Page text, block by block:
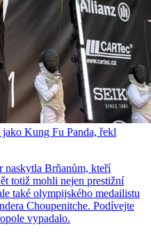
Kung Fu Panda, řekl
naskytla Brňanům, kteří
totiž mohli nejen prestižní
také olympijského medailistu
Choupenitche. Podívejte
vypadalo.